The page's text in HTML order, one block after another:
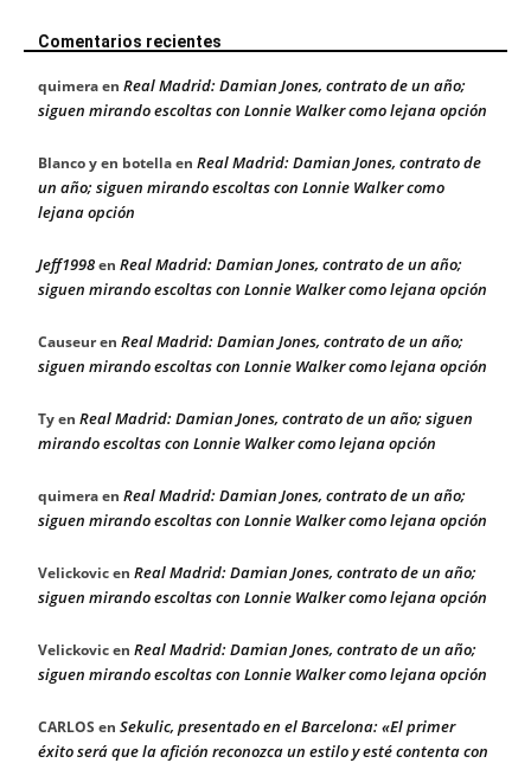
Comentarios recientes
quimeraen Real Madrid: Damian Jones, contrato de un año;
siguen mirando escoltas con Lonnie Walker como lejana opción
Blanco y en botellaen Real Madrid: Damian Jones, contrato de
un año; siguen mirando escoltas con Lonnie Walker como
lejana opción
Jeff1998en Real Madrid: Damian Jones, contrato de un año;
siguen mirando escoltas con Lonnie Walker como lejana opción
Causeuren Real Madrid: Damian Jones, contrato de un año;
siguen mirando escoltas con Lonnie Walker como lejana opción
Tyen Real Madrid: Damian Jones, contrato de un año; siguen
mirando escoltas con Lonnie Walker como lejana opción
quimeraen Real Madrid: Damian Jones, contrato de un año;
siguen mirando escoltas con Lonnie Walker como lejana opción
Velickovicen Real Madrid: Damian Jones, contrato de un año;
siguen mirando escoltas con Lonnie Walker como lejana opción
Velickovicen Real Madrid: Damian Jones, contrato de un año;
siguen mirando escoltas con Lonnie Walker como lejana opción
CARLOS en Sekulic, presentado en el Barcelona: «El primer
éxito será que la afición reconozca un estilo y esté contenta con